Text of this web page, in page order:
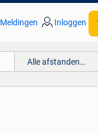
Meldingen Inloggen
Alle afstanden…